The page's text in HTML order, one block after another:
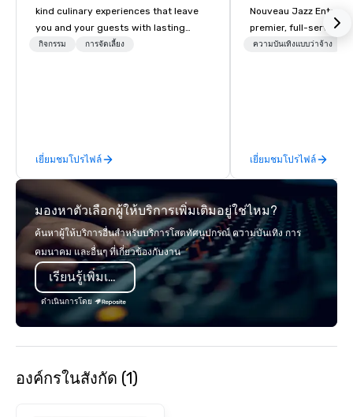
kind culinary experiences that leave
you and your guests with lasting
memories and satiated palates. Every
catering industry.
กิจกรรม การจัดเลี้ยง
เยี่ยมชมโปรไฟล์
Nouveau Jazz
premier, full-service
entertainment
enthusiasm after every
makes our approach
audience hears a
Spears, Bruno Mars,
melody reimagined
Event: We don’t just
ความบันเทิงแบบว่าจ้าง
เยี่ยมชมโปรไฟล์
มองหาตัวเลือกผู้ให้บริการเพิ่มเติมอยู่ใช่ไหม?
ค้นหาผู้ให้บริการอื่นสำหรับบริการโสตทัศนูปกรณ์ ความบันเทิง การ
คมนาคม และอื่นๆ ที่เกี่ยวข้องกับงาน
เรียนรู้เพิ่มเติม
ดำเนินการโดย
องค์กรในสังกัด (1)